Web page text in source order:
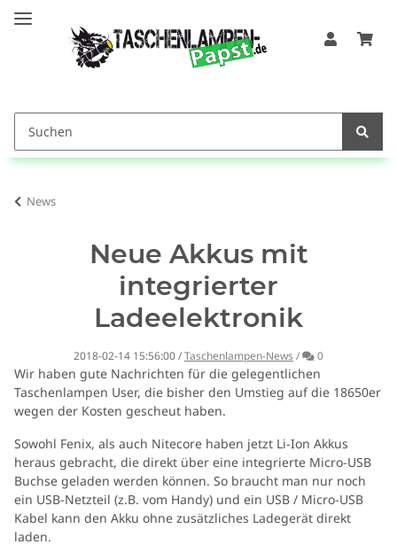
News
Neue Akkus mit
integrierter
Ladeelektronik
2018-02-14 15:56:00/Taschenlampen-News / Kommentare
0
Wir haben gute Nachrichten für die gelegentlichen
Taschenlampen User, die bisher den Umstieg auf die 18650er
wegen der Kosten gescheut haben.
Sowohl Fenix, als auch Nitecore haben jetzt Li-Ion Akkus
heraus gebracht, die direkt über eine integrierte Micro-USB
Buchse geladen werden können. So braucht man nur noch
ein USB-Netzteil (z.B. vom Handy) und ein USB / Micro-USB
Kabel kann den Akku ohne zusätzliches Ladegerät direkt
laden.